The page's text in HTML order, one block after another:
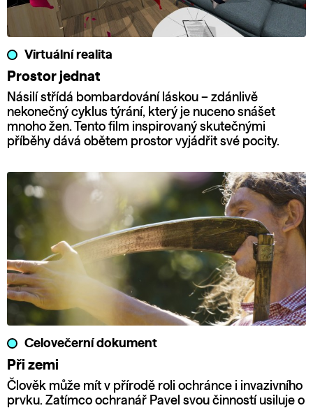
Virtuální realita
Prostor jednat
Násilí střídá bombardování láskou – zdánlivě
nekonečný cyklus týrání, který je nuceno snášet
mnoho žen. Tento film inspirovaný skutečnými
příběhy dává obětem prostor vyjádřit své pocity.
Celovečerní dokument
Při zemi
Člověk může mít v přírodě roli ochránce i invazivního
prvku. Zatímco ochranář Pavel svou činností usiluje o